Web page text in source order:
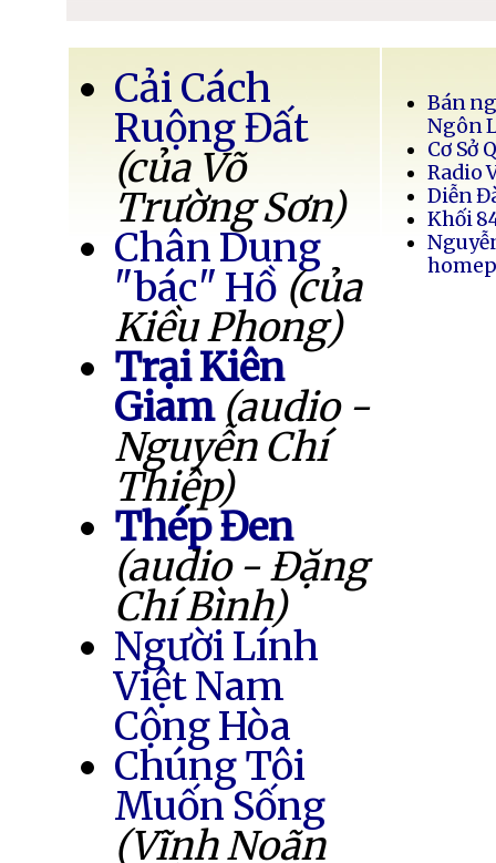
Cải Cách
Ruộng Đất
(của Võ
Trường Sơn)
Chân Dung
"bác" Hồ (của
Kiều Phong)
Trại Kiên
Giam (audio -
Nguyễn Chí
Thiệp)
Thép Đen
(audio - Đặng
Chí Bình)
Người Lính
Việt Nam
Cộng Hòa
Chúng Tôi
Muốn Sống
(Vĩnh Noãn
Bán
Ngôn
Cơ Sở
Radio
Diễn
Khối